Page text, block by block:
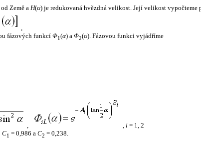
Země a H(α) je redukovaná hvězdná velikost. Její velikost vypočteme
,
fázových funkcí Φ1(α) a Φ2(α). Fázovou funkci vyjádříme
, , i = 1, 2
C1 = 0,986 a C2 = 0,238.